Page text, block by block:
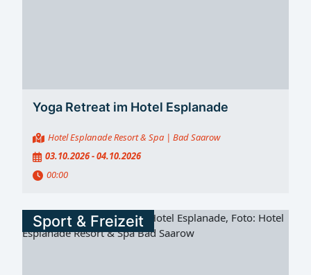
Yoga Retreat im Hotel Esplanade
Hotel Esplanade Resort & Spa | Bad Saarow
03.10.2026 - 04.10.2026
00:00
Sport & Freizeit